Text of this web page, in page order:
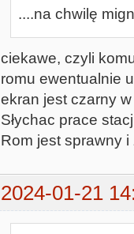
....na chwilę
ciekawe, czyli
romu ewentualnie
ekran jest czarny
Słychac prace
Rom jest sprawny
2024-01-21